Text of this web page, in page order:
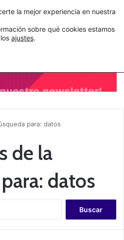
C&A México completa la implementación de su WMS en la nube
para: datos
de la
datos
la mejor experiencia en nuestra
sobre qué cookies estamos
ajustes.